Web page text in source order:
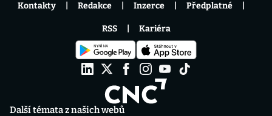
Další témata z našich webů
Kontakty Redakce Inzerce Předplatné
RSS Kariéra